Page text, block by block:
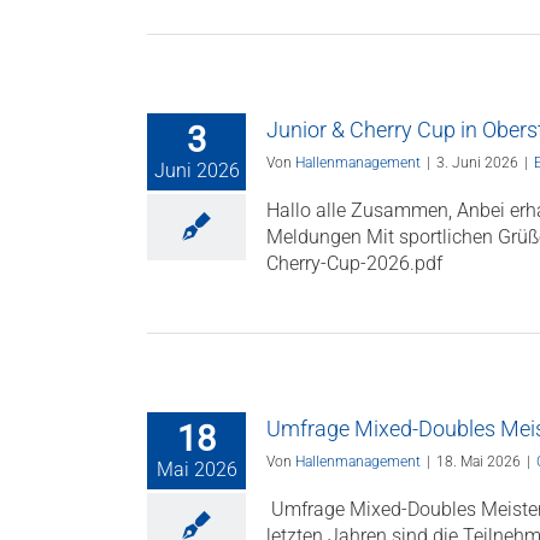
3
Juni 2026
Junior & Cherry Cup in
Von Hallenmanagement 3. Juni 2026
Hallo alle Zusammen, Anbei
Meldungen Mit sportlichen
Cherry-Cup-2026.pdf
18
Mai 2026
Umfrage Mixed-Doubles
Von Hallenmanagement 18. Mai 2026
Umfrage Mixed-Doubles